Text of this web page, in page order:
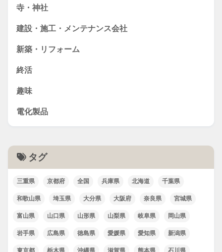
寺・神社
建設・施工・メンテナンス会社
新築・リフォーム
終活
趣味
電化製品
タグ
三重県 京都府 全国 兵庫県 北海道 千葉県
和歌山県 埼玉県 大分県 大阪府 奈良県 宮城県
富山県 山口県 山形県 山梨県 岐阜県 岡山県
岩手県 広島県 徳島県 愛媛県 愛知県 新潟県